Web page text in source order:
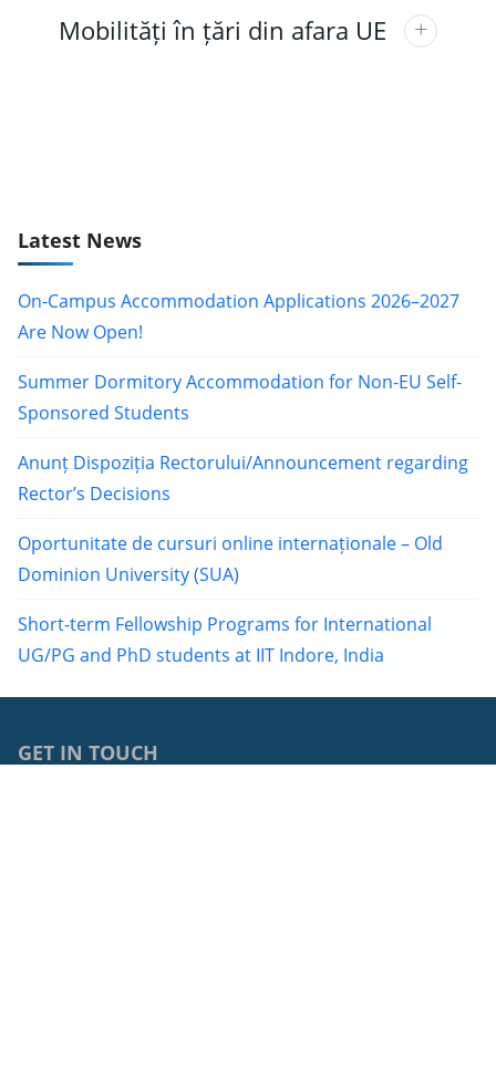
Mobilități în țări din afara UE
Latest News
On-Campus Accommodation Applications 2026–2027
Are Now Open!
Summer Dormitory Accommodation for Non-EU Self-
Sponsored Students
Anunț Dispoziția Rectorului/Announcement regarding
Rector’s Decisions
Oportunitate de cursuri online internaționale – Old
Dominion University (SUA)
Short-term Fellowship Programs for International
UG/PG and PhD students at IIT Indore, India
GET IN TOUCH